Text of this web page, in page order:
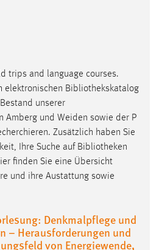
trips and language courses.
elektronischen Bibliothekskatalog
unserer
Amberg und Weiden sowie der P
Zusätzlich haben Sie
Ihre Suche auf Bibliotheken
finden Sie eine Übersicht
und ihre Austattung sowie
Denkmalpflege und
– Herausforderungen und
von Energiewende,